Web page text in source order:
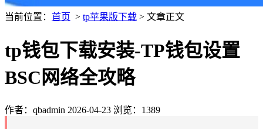
当前位置： 首页 > tp苹果版下载 > 文章正文
tp钱包下载安装-TP钱包设置
BSC网络全攻略
作者：qbadmin 2026-04-23 浏览：1389